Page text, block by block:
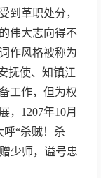
到革职处分，
伟大志向得不
作风格被称为
抚使、知镇江
工作，但为权
，1207年10月
“杀贼！杀
少师，谥号忠